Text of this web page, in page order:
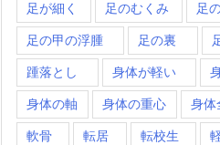
足が細く 足のむくみ 足
足の甲の浮腫 足の裏
踵落とし 身体が軽い
身体の軸 身体の重心 身体
軟骨 転居 転校生